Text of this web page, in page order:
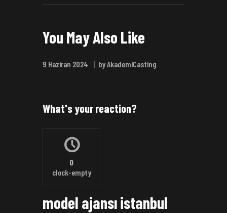
You May Also Like
9 Haziran 2024 by AkademiCasting
What's your reaction?
0
clock-empty
model ajansı istanbul